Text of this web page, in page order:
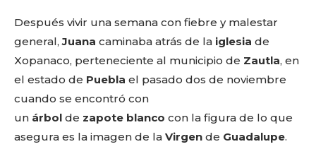
Después vivir una semana con fiebre y malestar
general,Juana caminaba atrás de la iglesia de
Xopanaco, perteneciente al municipio de Zautla, en
el estado de Puebla el pasado dos de noviembre
cuando se encontró con
un árbol de zapote blanco con la figura de lo que
asegura es la imagen de la Virgen de Guadalupe.